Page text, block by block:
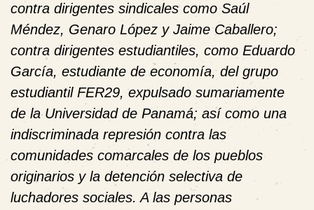
contra dirigentes sindicales como Saúl
Méndez, Genaro López y Jaime Caballero;
contra dirigentes estudiantiles, como Eduardo
García, estudiante de economía, del grupo
estudiantil FER29, expulsado sumariamente
de la Universidad de Panamá; así como una
indiscriminada represión contra las
comunidades comarcales de los pueblos
originarios y la detención selectiva de
luchadores sociales. A las personas